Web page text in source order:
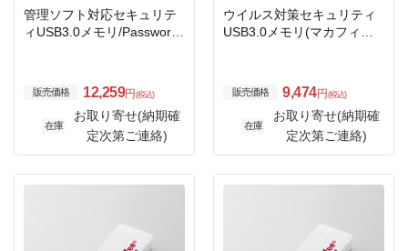
管理ソフト対応セキュリテ
ィUSB3.0メモリ/Password
販売価格 12,259円 (税込)
在庫
お取り寄せ(納期確
定次第ご連絡)
ウイルス対策セキュリティ
USB3.0メモリ(マカフィー)/
販売価格 9,474円 (税込)
在庫
お取り寄せ(納期確
定次第ご連絡)